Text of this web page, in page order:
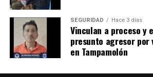
SEGURIDAD Hace 3 días
Vinculan a proceso y
presunto agresor
en Tampamolón